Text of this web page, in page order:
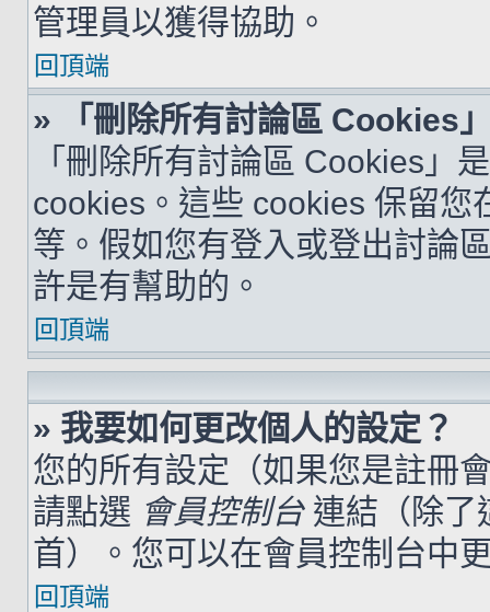
管理員以獲得協助。
回頂端
» 「刪除所有討論區 Cookies
「刪除所有討論區 Cookies」
cookies。這些 cookies 保留您
等。假如您有登入或登出討論
許是有幫助的。
回頂端
» 我要如何更改個人的設定？
您的所有設定（如果您是註冊
請點選 會員控制台連結（除了
首）。您可以在會員控制台中
回頂端